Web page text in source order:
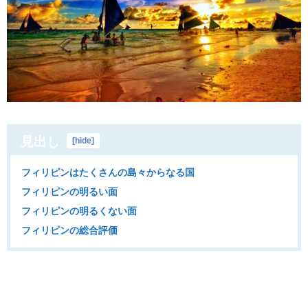
見出し [hide]
フィリピンはたくさんの島々からなる国
フィリピンの明るい面
フィリピンの明るくない面
フィリピンの総合評価